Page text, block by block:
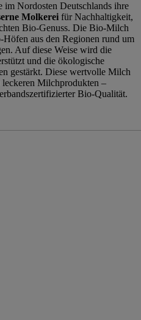
Nordosten Deutschlands ihre
Molkerei für Nachhaltigkeit,
Bio-Genuss. Die Bio-Milch
aus den Regionen rund um
Auf diese Weise wird die
und die ökologische
gestärkt. Diese wertvolle Milch
Milchprodukten –
Bio-Qualität.